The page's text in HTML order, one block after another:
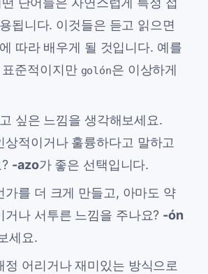
됩니다. 이것들은 듣고 읽으면
따라 배우게 될 것입니다. 예를
표준적이지만 golón은 이상하게
싶은 느낌을 생각해보세요.
상적이거나 훌륭하다고 말하고
-azo가 좋은 선택입니다.
가를 더 크게 만들고, 아마도 약
거나 서투른 느낌을 주나요? -ón
세요.
정 어리거나 재미있는 방식으로